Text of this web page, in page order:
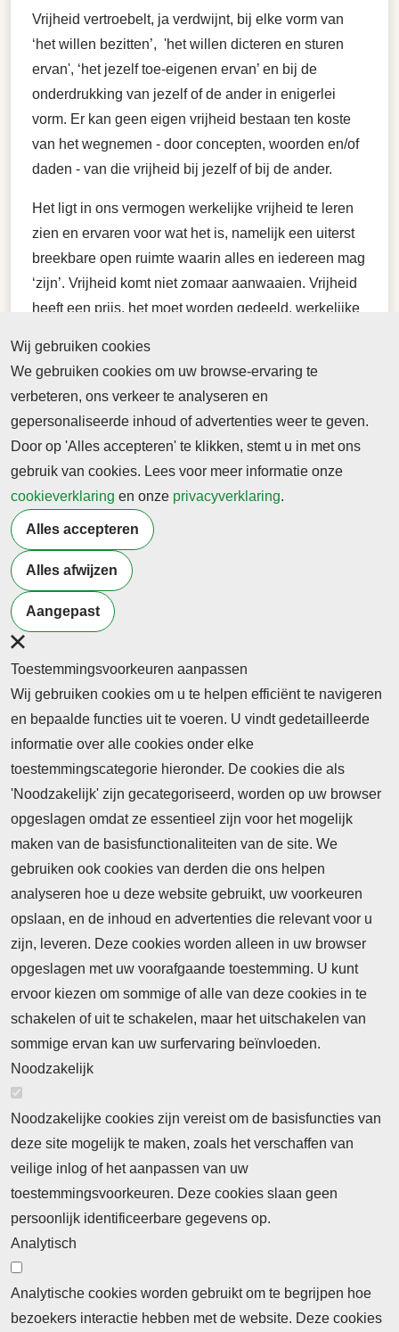
Vrijheid vertroebelt, ja verdwijnt, bij elke vorm van
‘het willen bezitten’, 'het willen dicteren en sturen
ervan', ‘het jezelf toe-eigenen ervan’ en bij de
onderdrukking van jezelf of de ander in enigerlei
vorm. Er kan geen eigen vrijheid bestaan ten koste
van het wegnemen - door concepten, woorden en/of
daden - van die vrijheid bij jezelf of bij de ander.
Het ligt in ons vermogen werkelijke vrijheid te leren
zien en ervaren voor wat het is, namelijk een uiterst
breekbare open ruimte waarin alles en iedereen mag
‘zijn’. Vrijheid komt niet zomaar aanwaaien. Vrijheid
heeft een prijs, het moet worden gedeeld, werkelijke
is het gegeven dat, zolang niet iedereen die vrijheid
ervaart ik niet echt vrij ben.
Terug naar nieuwsoverzicht
Meer artikelen van
Burgerschap
Wij gebruiken cookies
We gebruiken cookies om uw browse-ervaring te
verbeteren, ons verkeer te analyseren en
gepersonaliseerde inhoud of advertenties weer te geven.
Door op 'Alles accepteren' te klikken, stemt u in met ons
gebruik van cookies. Lees voor meer informatie onze
cookieverklaring en onze privacyverklaring.
Alles accepteren
Alles afwijzen
Aangepast
Toestemmingsvoorkeuren aanpassen
Wij gebruiken cookies om u te helpen efficiënt te navigeren
en bepaalde functies uit te voeren. U vindt gedetailleerde
informatie over alle cookies onder elke
toestemmingscategorie hieronder. De cookies die als
'Noodzakelijk' zijn gecategoriseerd, worden op uw browser
opgeslagen omdat ze essentieel zijn voor het mogelijk
maken van de basisfunctionaliteiten van de site. We
gebruiken ook cookies van derden die ons helpen
analyseren hoe u deze website gebruikt, uw voorkeuren
opslaan, en de inhoud en advertenties die relevant voor u
zijn, leveren. Deze cookies worden alleen in uw browser
opgeslagen met uw voorafgaande toestemming. U kunt
ervoor kiezen om sommige of alle van deze cookies in te
schakelen of uit te schakelen, maar het uitschakelen van
sommige ervan kan uw surfervaring beïnvloeden.
Noodzakelijk
Noodzakelijke cookies zijn vereist om de basisfuncties van
deze site mogelijk te maken, zoals het verschaffen van
veilige inlog of het aanpassen van uw
toestemmingsvoorkeuren. Deze cookies slaan geen
persoonlijk identificeerbare gegevens op.
Analytisch
Analytische cookies worden gebruikt om te begrijpen hoe
bezoekers interactie hebben met de website. Deze cookies
Nieuws
Neem contact op
Algemene Leveringsvoorwaarden
Cookieverklaring
Privacyverklaring
Abonnementinformatie Inlogprocedure
Nieuws
Laatste nieuws
Meld u aan voor onze nieuwsbrief
Ontvang 2 keer per maand de nieuwsbrief met